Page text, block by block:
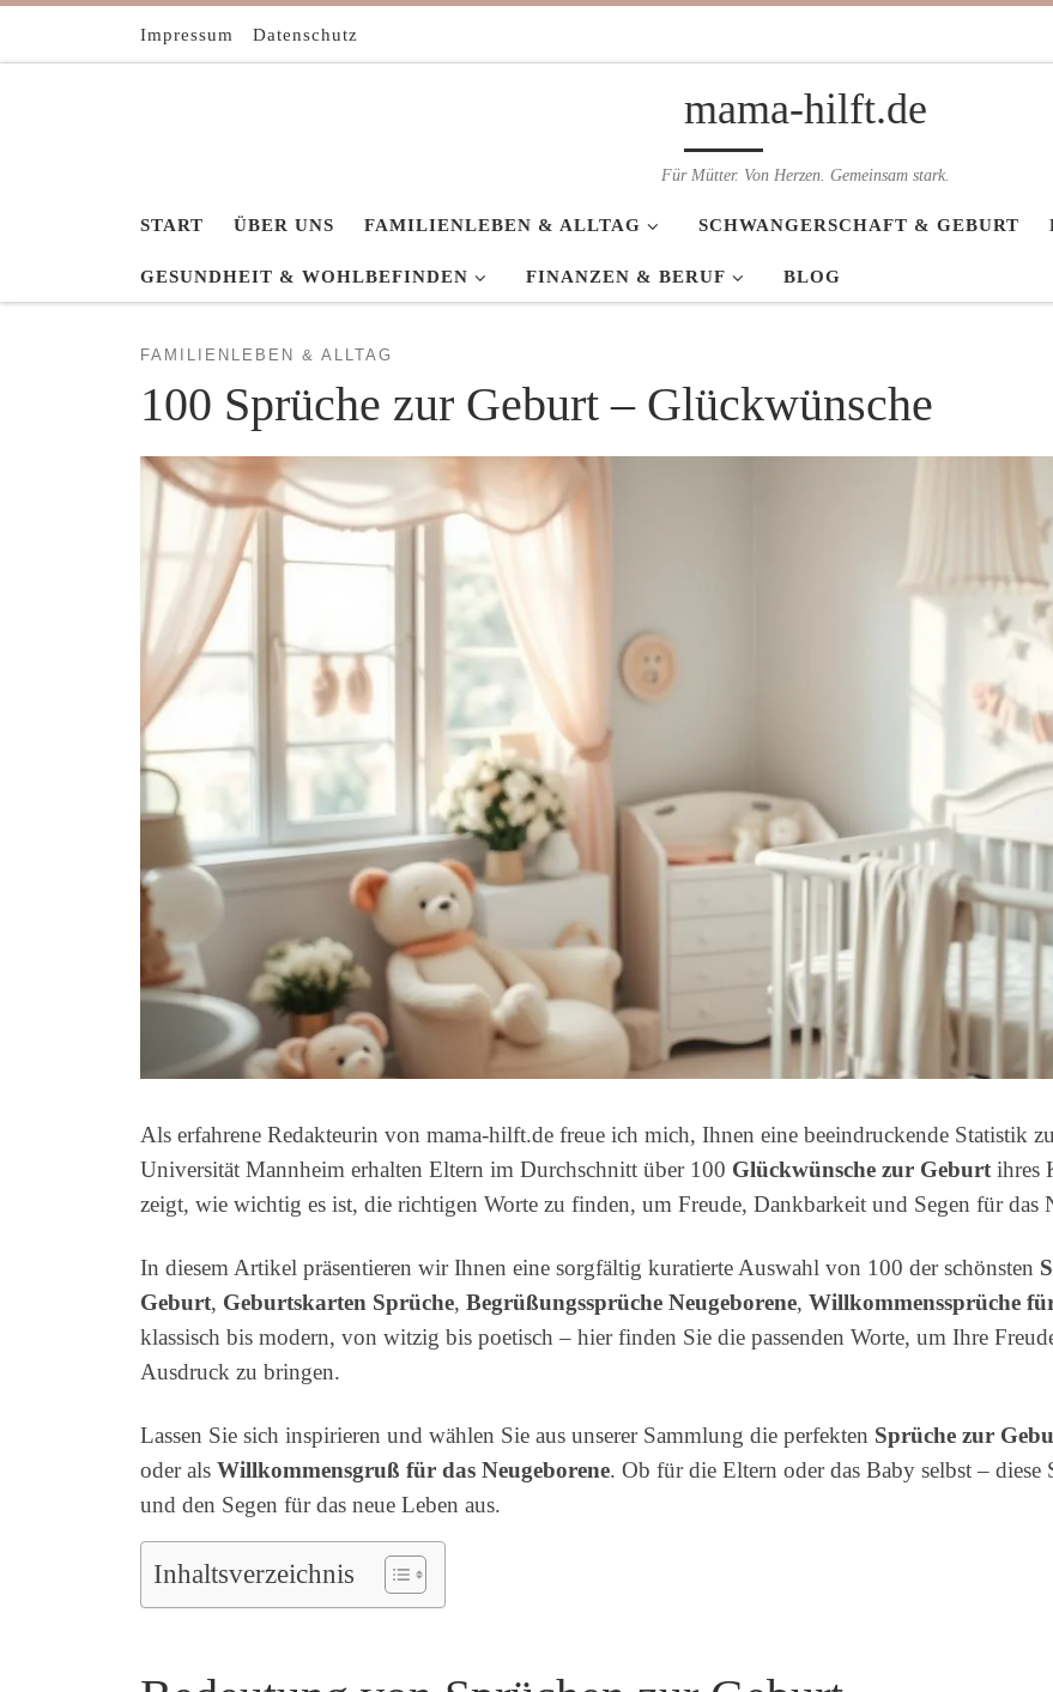
Zum Inhalt springen
Impressum Datenschutz
mama-hilft.de
Für Mütter. Von Herzen. Gemeinsam stark.
START ÜBER UNS FAMILIENLEBEN & ALLTAG SCHWANGERSCHAFT & GEBURT
GESUNDHEIT & WOHLBEFINDEN FINANZEN & BERUF BLOG
FAMILIENLEBEN & ALLTAG
100 Sprüche zur Geburt – Glückwünsche
Als erfahrene Redakteurin von mama-hilft.de freue ich mich, Ihnen eine beeindruckende Statistik
Universität Mannheim erhalten Eltern im Durchschnitt über 100 Glückwünsche zur Geburtihres
zeigt, wie wichtig es ist, die richtigen Worte zu finden, um Freude, Dankbarkeit und Segen für das
In diesem Artikel präsentieren wir Ihnen eine sorgfältig kuratierte Auswahl von 100 der schönsten
Geburt, Geburtskarten Sprüche, Begrüßungssprüche Neugeborene, Willkommenssprüche
klassisch bis modern, von witzig bis poetisch – hier finden Sie die passenden Worte, um Ihre
Ausdruck zu bringen.
Lassen Sie sich inspirieren und wählen Sie aus unserer Sammlung die perfekten Sprüche zur
oder als Willkommensgruß für das Neugeborene. Ob für die Eltern oder das Baby selbst –
und den Segen für das neue Leben aus.
Inhaltsverzeichnis